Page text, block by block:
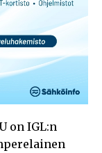
on IGL:n